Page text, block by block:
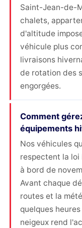
Saint-Jean-de-
chalets,
d'altitude
véhicule plus
livraisons
de rotation des
engorgées.
Comment
équipements
Nos véhicules
respectent la loi
à bord de
Avant chaque
routes et la
quelques
neigeux rend